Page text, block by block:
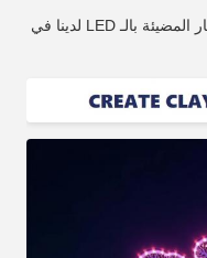
توثيق مرئي شامل يعرض منحوتات الأشجار المضيئة بالـ LED لدينا في